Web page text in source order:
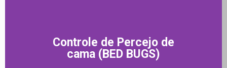
Controle de Percejo de
cama (BED BUGS)